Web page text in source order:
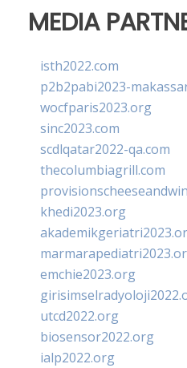
MEDIA
isth2022.com
p2b2pabi2023-
wocfparis2023.org
sinc2023.com
scdlqatar2022-qa.com
thecolumbiagrill.com
khedi2023.org
emchie2023.org
utcd2022.org
biosensor2022.org
ialp2022.org